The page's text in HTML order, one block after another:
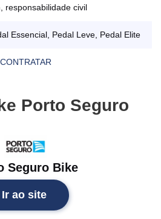
responsabilidade civil
Essencial, Pedal Leve, Pedal Elite
CONTRATAR
Porto Seguro
Seguro Bike
Ir ao site